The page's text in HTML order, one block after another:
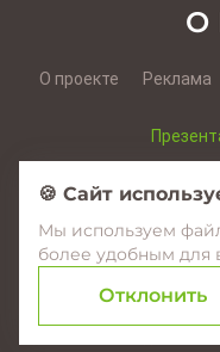
О
О проекте Реклама
Facebook
©
🍪 Сайт
Мы используем
более удобным для
Отклонить